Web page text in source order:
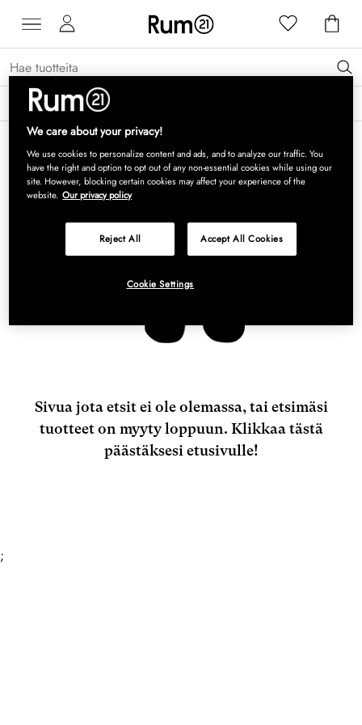
Saat 15 % alennusta Grythyttan Stålmöbler -tuotteista* →
Sivua jota etsit ei ole olemassa, tai etsimäsi
tuotteet on myyty loppuun. Klikkaa tästä
päästäksesi etusivulle!
;
We care about your privacy!
We use cookies to personalize content and ads, and to analyze our traffic. You
have the right and option to opt out of any non-essential cookies while using our
site. However, blocking certain cookies may affect your experience of the
website. Our privacy policy
Reject All Accept All Cookies
Cookie Settings